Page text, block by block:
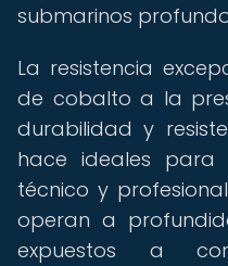
submarinos
La resistencia
de cobalto a la
durabilidad y
hace ideales para
técnico y
operan a
expuestos a